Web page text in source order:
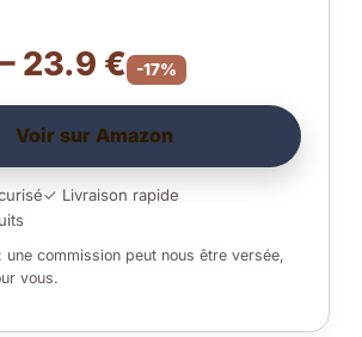
23.9 € -17%
Voir sur Amazon
✓ Livraison rapide
une commission peut nous être versée,
vous.